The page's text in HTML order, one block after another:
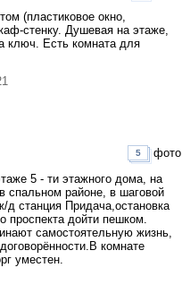
(пластиковое окно,
стенку. Душевая на этаже,
ключ. Есть комната для
5 - ти этажного дома, на
спальном районе, в шаговой
станция Придача,остановка
проспекта дойти пешком.
самостоятельную жизнь,
комнате
уместен.
5 фото